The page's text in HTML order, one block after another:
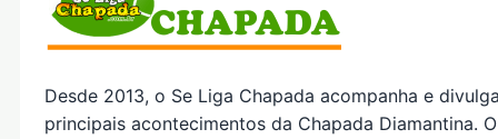
Desde 2013, o Se Liga Chapada acompanha e
principais acontecimentos da Chapada Diamantina. O